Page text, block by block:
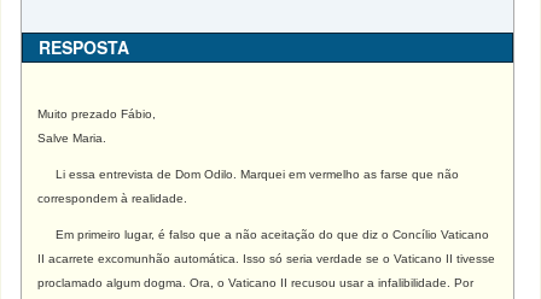
RESPOSTA
Muito prezado Fábio,
Salve Maria.
Li essa entrevista de Dom Odilo. Marquei em vermelho as farse que não
correspondem à realidade.
Em primeiro lugar, é falso que a não aceitação do que diz o Concílio Vaticano
II acarrete excomunhão automática. Isso só seria verdade se o Vaticano II tivesse
proclamado algum dogma. Ora, o Vaticano II recusou usar a infalibilidade. Por